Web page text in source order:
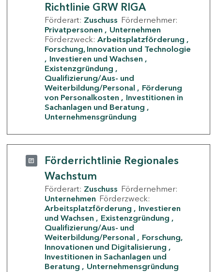
Richtlinie GRW RIGA
Förderart: Zuschuss Fördernehmer:
Privatpersonen
Unternehmen
Förderzweck: Arbeitsplatzförderung
Forschung, Innovation und Technologie
Investieren und Wachsen
Existenzgründung
Qualifizierung/Aus- und
Weiterbildung/Personal
Förderung
von Personalkosten
Investitionen in
Sachanlagen und Beratung
Unternehmensgründung
Förderrichtlinie Regionales
Wachstum
Förderart: Zuschuss Fördernehmer:
Unternehmen Förderzweck:
Arbeitsplatzförderung
Investieren
und Wachsen
Existenzgründung
Qualifizierung/Aus- und
Weiterbildung/Personal
Forschung,
Innovationen und Digitalisierung
Investitionen in Sachanlagen und
Beratung
Unternehmensgründung